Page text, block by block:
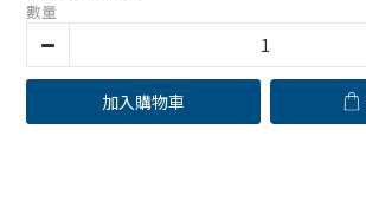
數量
加入購物車